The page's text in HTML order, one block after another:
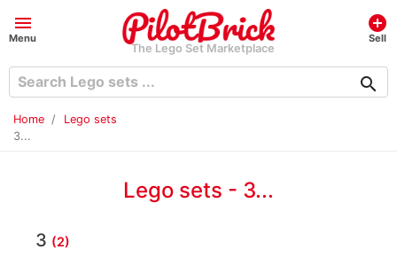
menu
Menu
The Lego Set Marketplace
add_circle
Sell
search
Home
Lego sets
3...
Lego sets - 3...
3 (2)